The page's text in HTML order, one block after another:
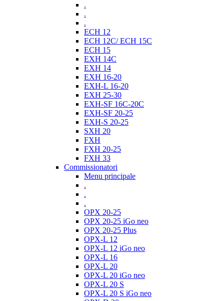
.
.
.
ECH 12
ECH 12C/ ECH 15C
ECH 15
EXH 14C
EXH 14
EXH 16-20
EXH-L 16-20
EXH 25-30
EXH-SF 16C-20C
EXH-SF 20-25
EXH-S 20-25
SXH 20
FXH
FXH 20-25
FXH 33
Commissionatori
Menu principale
.
.
.
OPX 20-25
OPX 20-25 iGo neo
OPX 20-25 Plus
OPX-L 12
OPX-L 12 iGo neo
OPX-L 16
OPX-L 20
OPX-L 20 iGo neo
OPX-L 20 S
OPX-L 20 S iGo neo